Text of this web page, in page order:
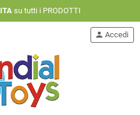
su tutti i PRODOTTI
person Accedi